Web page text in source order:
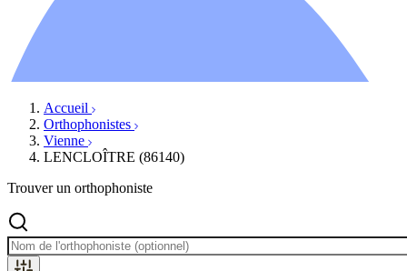
Évènements
Accueil
Orthophonistes
Vienne
LENCLOÎTRE (86140)
Trouver un orthophoniste